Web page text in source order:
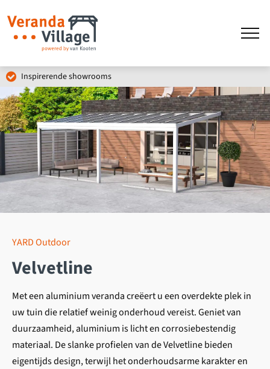
Inspirerende showrooms
YARD Outdoor
Velvetline
Met een aluminium veranda creëert u een overdekte plek in
uw tuin die relatief weinig onderhoud vereist.Geniet van
duurzaamheid, aluminium is licht en corrosiebestendig
materiaal. De slanke profielen van de Velvetline bieden
eigentijds design, terwijl het onderhoudsarme karakter en